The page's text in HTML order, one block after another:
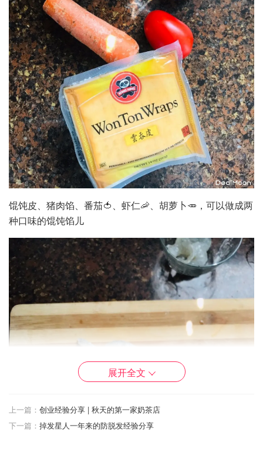
馄饨皮、猪肉馅、番茄🍅、虾仁🦐、胡萝卜🥕，可以做成两
种口味的馄饨馅儿
展开全文
上一篇： 创业经验分享 | 秋天的第一家奶茶店
下一篇： 掉发星人一年来的防脱发经验分享